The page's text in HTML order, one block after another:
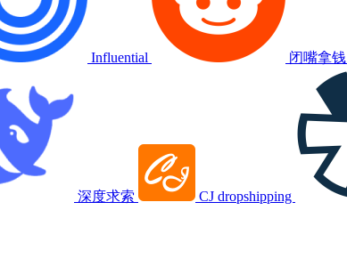
Influential 闭嘴拿钱
深度求索 CJ dropshipping